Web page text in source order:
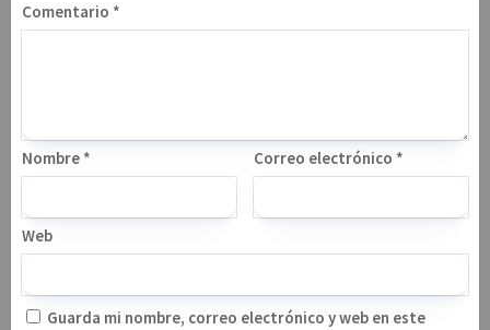
Comentario *
Nombre * Correo electrónico *
Web
Guarda mi nombre, correo electrónico y web en este